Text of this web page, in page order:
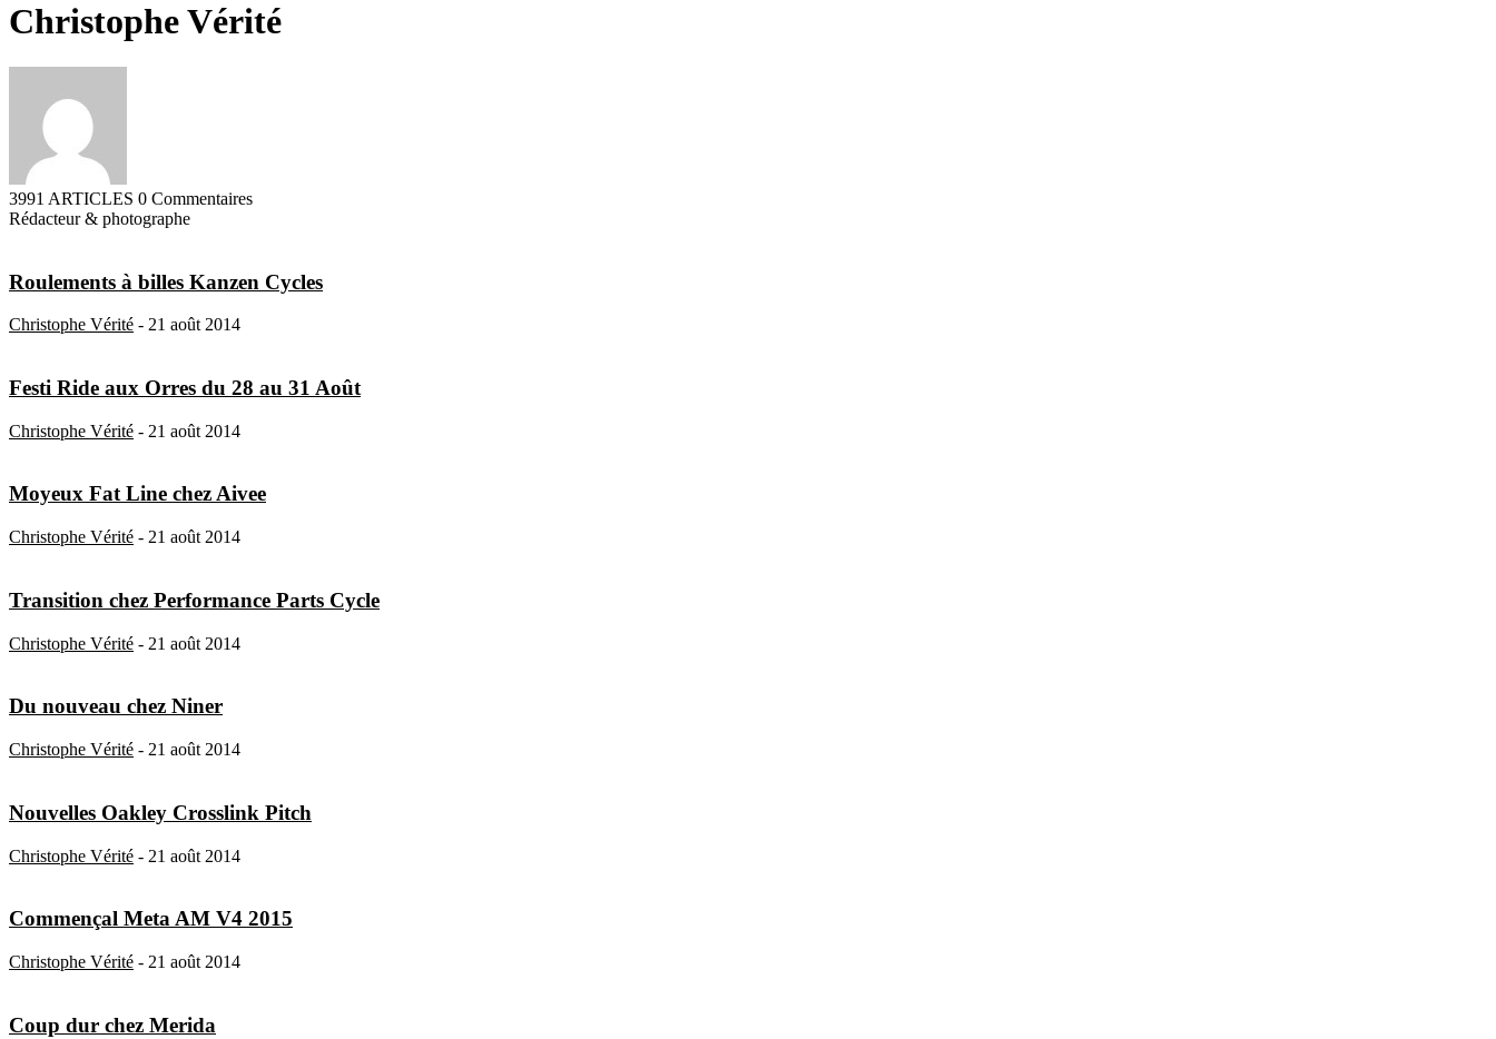
Christophe Vérité
3991 ARTICLES 0 Commentaires
Rédacteur & photographe
Roulements à billes Kanzen Cycles
Christophe Vérité - 21 août 2014
Festi Ride aux Orres du 28 au 31 Août
Christophe Vérité - 21 août 2014
Moyeux Fat Line chez Aivee
Christophe Vérité - 21 août 2014
Transition chez Performance Parts Cycle
Christophe Vérité - 21 août 2014
Du nouveau chez Niner
Christophe Vérité - 21 août 2014
Nouvelles Oakley Crosslink Pitch
Christophe Vérité - 21 août 2014
Commençal Meta AM V4 2015
Christophe Vérité - 21 août 2014
Coup dur chez Merida